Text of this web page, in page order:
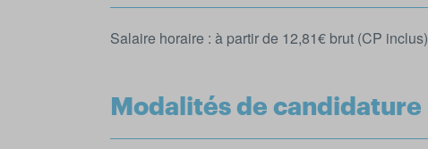
Salaire horaire : à partir de 12,81€ brut (CP inclus)
Modalités de candidature